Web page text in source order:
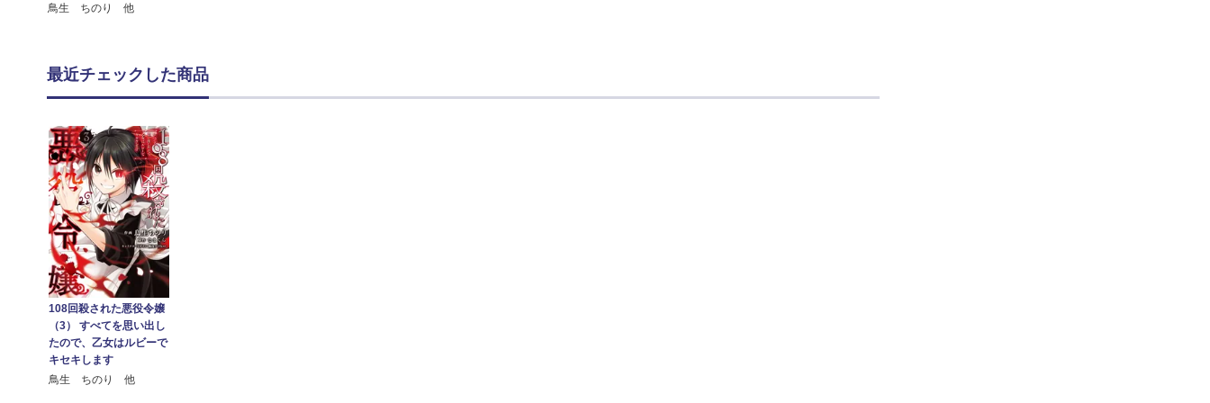
鳥生 ちのり 他
最近チェックした商品
108回殺された悪役令嬢
（3） すべてを思い出し
たので、乙女はルビーで
キセキします
鳥生 ちのり 他